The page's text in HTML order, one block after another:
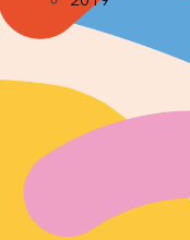
Exposição 2022